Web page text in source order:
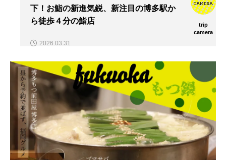
下！お鮨の新進気鋭、新注目の博多駅か
ら徒歩４分の鮨店
trip
camera
2026.03.31